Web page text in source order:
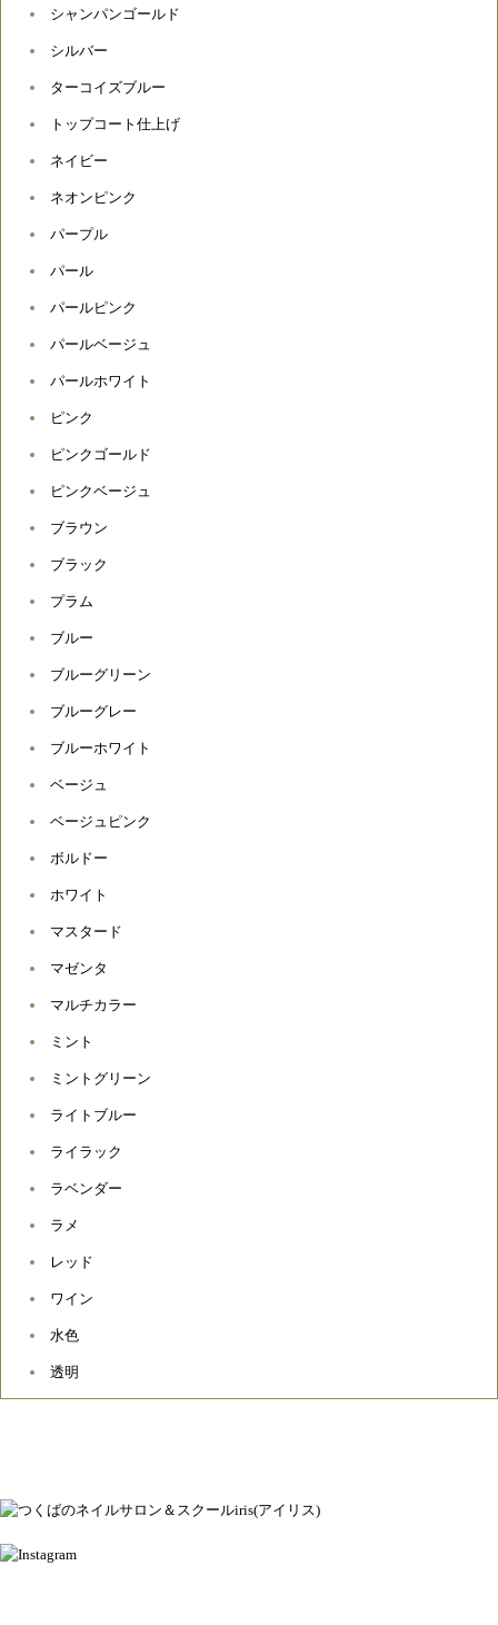
シャンパンゴールド
シルバー
ターコイズブルー
トップコート仕上げ
ネイビー
ネオンピンク
パープル
パール
パールピンク
パールベージュ
パールホワイト
ピンク
ピンクゴールド
ピンクベージュ
ブラウン
ブラック
プラム
ブルー
ブルーグリーン
ブルーグレー
ブルーホワイト
ベージュ
ベージュピンク
ボルドー
ホワイト
マスタード
マゼンタ
マルチカラー
ミント
ミントグリーン
ライトブルー
ライラック
ラベンダー
ラメ
レッド
ワイン
水色
透明